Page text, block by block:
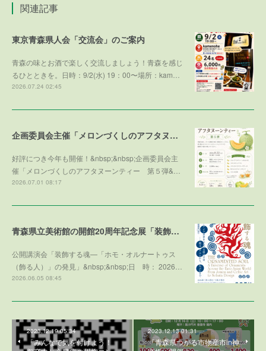
関連記事
東京青森県人会「交流会」のご案内
青森の味とお酒で楽しく交流しましょう！青森を感じ
るひとときを。日時：9/2(水) 19：00〜場所：kam…
2026.07.24 02:45
企画委員会主催「メロンづくしのアフタヌーンティー 第５弾 ～メロンで残暑を乗り切ろう～」参加者募集！
好評につき今年も開催！&nbsp;&nbsp;企画委員会主
催「メロンづくしのアフタヌーンティー 第５弾&…
2026.07.01 08:17
青森県立美術館の開館20周年記念展「装飾する魂」との学術協力プログラム
公開講演会「装飾する魂—「ホモ・オルナートゥス
（飾る人）」の発見」&nbsp;&nbsp;日 時： 2026…
2026.06.05 08:45
2023.12.19 05:34
「みんなで気を付けよう！
2023.12.13 01:31
『青森県つがる市物産市in神